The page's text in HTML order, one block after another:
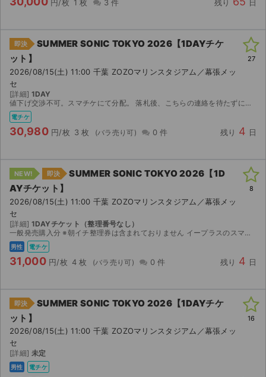
円/枚 1 枚 3 件 残り 日
即決
SUMMER SONIC TOKYO 2026【1DAYチケ
ット】
2026/08/15(土) 11:00 千葉 ZOZOマリンスタジアム／幕張メッ
セ
[詳細] 1DAY
値下げ交渉不可。スマチケにて分配。 落札後、こちらの連絡を待たずにメールアドレスのご連絡をよろしくお願いします。
電チケ
30,980 円/枚 3 枚 0 件 残り 4 日
27
NEW! 即決
SUMMER SONIC TOKYO 2026【1D
AYチケット】
2026/08/15(土) 11:00 千葉 ZOZOマリンスタジアム／幕張メッ
セ
[詳細] 1DAYチケット（整理番号なし）
一般発売購入分 ※朝イチ整理券は含まれておりません イープラスのスマチケでダウンロード開始後に分配します。 ◆受取方法 スマチケ ※2026/08/12（水）15:00以降ダウンロード可能です...
男性 電チケ
31,000 円/枚 4 枚 0 件 残り 4 日
8
即決
SUMMER SONIC TOKYO 2026【1DAYチケ
ット】
2026/08/15(土) 11:00 千葉 ZOZOマリンスタジアム／幕張メッ
セ
[詳細] 未定
男性 電チケ
16